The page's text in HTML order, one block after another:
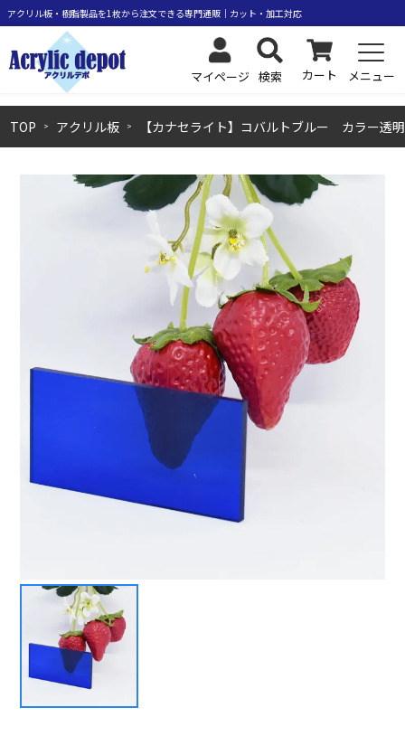
マイページ 検索 カート メニュー
TOP アクリル板 【カナセライト】コバルトブルー カラー透